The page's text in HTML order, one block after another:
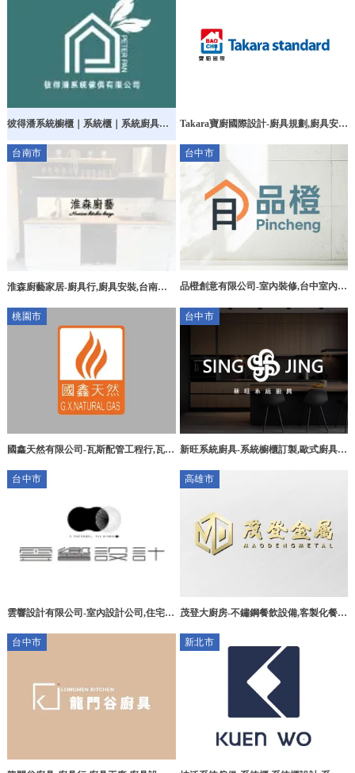
彼得潘系統櫥櫃｜系統櫃｜系統廚具｜
系統櫥櫃設計｜台中系統櫥櫃｜台中系
統廚具｜苗栗系統櫥櫃｜苗栗系統廚具
Takara寶廚國際設計-廚具規劃,廚具安
區廚具安裝,
台南市
淮森廚藝家居-廚具行,廚具安裝,台南廚
台中市
品橙創意有限公司-室內裝修,台中室內裝
桃園市
國鑫天然有限公司-瓦斯配管工程行,瓦斯
行,桃園瓦斯管安裝,龍潭瓦斯配管工程
台中市
新旺系統廚具-系統櫥櫃訂製,歐式廚具,
台中市
雲響設計有限公司-室內設計公司,住宅設
推薦,中區 室內設計公司
高雄市
茂登大廚房-不鏽鋼餐飲設備,客製化餐飲
餐飲設備買賣
台中市 新北市